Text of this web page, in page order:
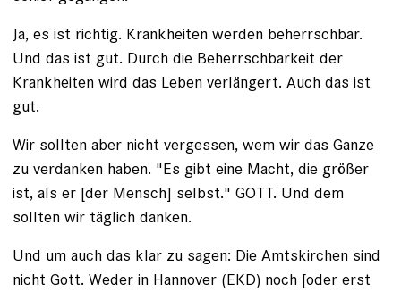
Ja, es ist richtig. Krankheiten werden beherrschbar.
Und das ist gut. Durch die Beherrschbarkeit der
Krankheiten wird das Leben verlängert. Auch das ist
gut.
Wir sollten aber nicht vergessen, wem wir das Ganze
zu verdanken haben. "Es gibt eine Macht, die größer
ist, als er [der Mensch] selbst." GOTT. Und dem
sollten wir täglich danken.
Und um auch das klar zu sagen: Die Amtskirchen sind
nicht Gott. Weder in Hannover (EKD) noch [oder erst